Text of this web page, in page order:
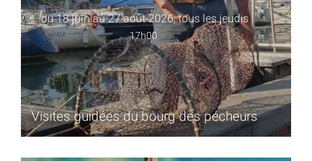
du 18 juin au 27 août 2026, tous les jeudis
17h00
Visites guidées du bourg des pécheurs